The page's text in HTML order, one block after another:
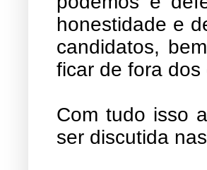
honestidade e
candidatos,
ficar de fora
Com tudo isso
ser discutida